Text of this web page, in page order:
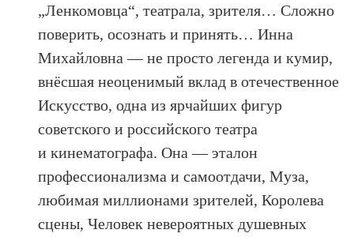
„Ленкомовца“, театрала, зрителя… Сложно
поверить, осознать и принять… Инна
Михайловна — не просто легенда и кумир,
внёсшая неоценимый вклад в отечественное
Искусство, одна из ярчайших фигур
советского и российского театра
и кинематографа. Она — эталон
профессионализма и самоотдачи, Муза,
любимая миллионами зрителей, Королева
сцены, Человек невероятных душевных